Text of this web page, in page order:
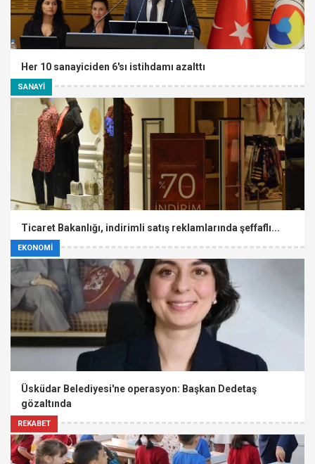
SANAYİ
Her 10 sanayiciden 6'sı istihdamı azalttı
EKONOMİ
Ticaret Bakanlığı, indirimli satış reklamlarında şeffaflı...
REKABET
Üsküdar Belediyesi'ne operasyon: Başkan Dedetaş
gözaltında